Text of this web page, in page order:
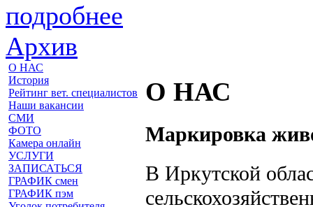
подробнее
Архив
О НАС
История
Рейтинг вет. специалистов
Наши вакансии
СМИ
ФОТО
Камера онлайн
УСЛУГИ
ЗАПИСАТЬСЯ
ГРАФИК смен
ГРАФИК пэм
О НАС
Маркировка
В Иркутской